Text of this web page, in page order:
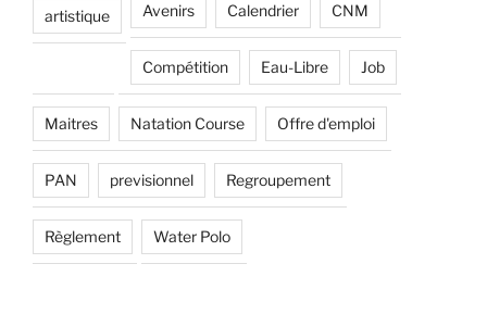
artistique Avenirs Calendrier CNM
Compétition Eau-Libre Job
Maitres Natation Course Offre d'emploi
PAN previsionnel Regroupement
Règlement Water Polo